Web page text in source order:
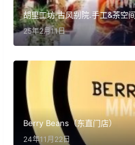
胡里工坊·古风别院.手工&茶空间
25年2月11日
Berry Beans（东直门店）
24年11月22日